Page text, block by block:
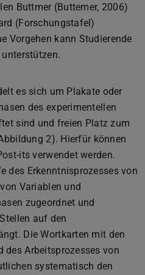
Buttmer (Buttemer, 2006)
(Forschungstafel)
Vorgehen kann Studierende
es sich um Plakate oder
des experimentellen
sind und freien Platz zum
2). Hierfür können
its verwendet werden.
des Erkenntnisprozesses von
Variablen und
zugeordnet und
auf den
Die Wortkarten mit den
des Arbeitsprozesses von
systematisch den